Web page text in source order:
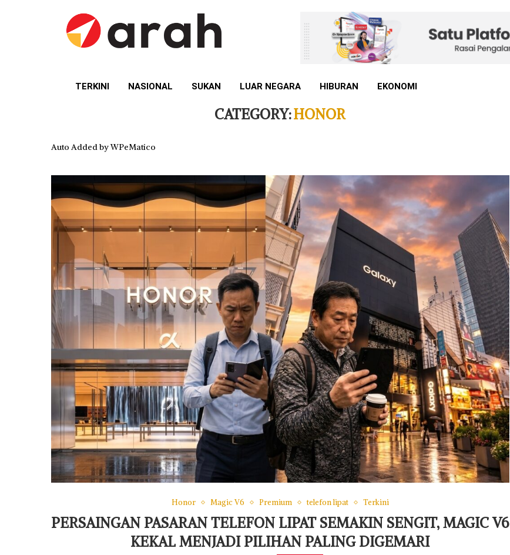
TERKINI NASIONAL SUKAN LUAR NEGARA HIBURAN EKONOMI
CATEGORY:HONOR
Auto Added by WPeMatico
Honor Magic V6 Premium telefon lipat Terkini
PERSAINGAN PASARAN TELEFON LIPAT SEMAKIN SENGIT, MAGIC V6
KEKAL MENJADI PILIHAN PALING DIGEMARI